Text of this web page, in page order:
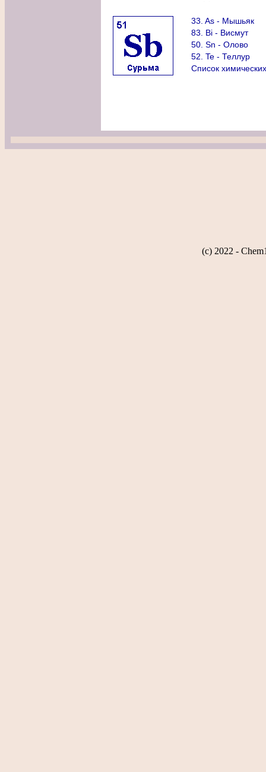
33. As - Мышьяк
83. Bi - Висмут
50. Sn - Олово
52. Te - Теллур
Список
(c) 2022 -